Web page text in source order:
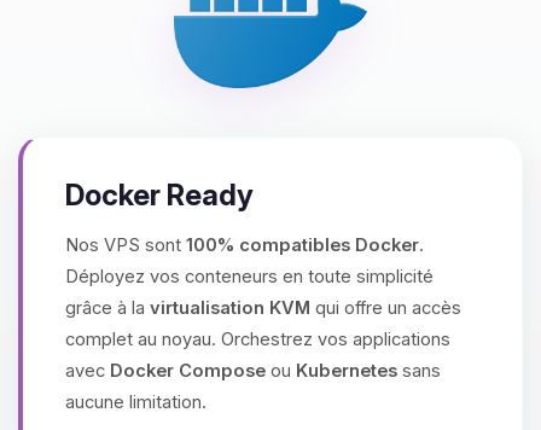
Docker Ready
Nos VPS sont 100% compatibles Docker.
Déployez vos conteneurs en toute simplicité
grâce à la virtualisation KVM qui offre un accès
complet au noyau. Orchestrez vos applications
avec Docker Compose ou Kubernetes sans
aucune limitation.